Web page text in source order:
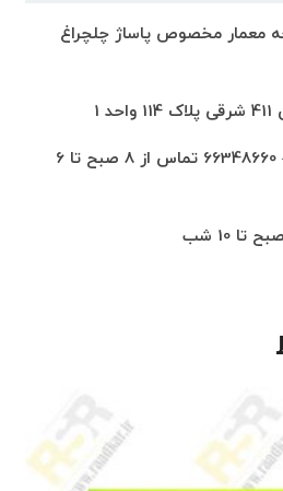
معمار مخصوص پاساژ چلچراغ
66348664 – 66348680 – 66348660 تماس از 8 صبح تا 6